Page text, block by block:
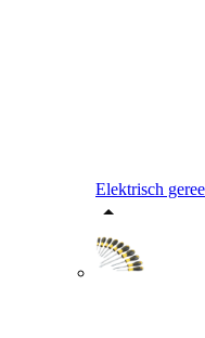
Elektrisch